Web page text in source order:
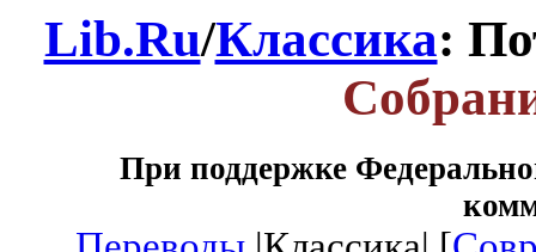
Lib.Ru/Классика:
При поддержке